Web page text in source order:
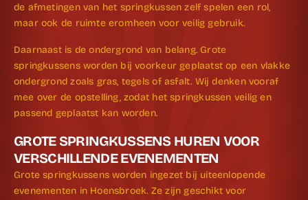
de afmetingen van het springkussen zelf spelen een rol,
maar ook de ruimte eromheen voor veilig gebruik.
Daarnaast is de ondergrond van belang. Grote
springkussens worden bij voorkeur geplaatst op een vlakke
ondergrond zoals gras, tegels of asfalt. Wij denken vooraf
mee over de opstelling, zodat het springkussen veilig en
passend geplaatst kan worden.
GROTE SPRINGKUSSENS HUREN VOOR
VERSCHILLENDE EVENEMENTEN
Grote springkussens worden ingezet bij uiteenlopende
evenementen in Hoensbroek. Ze zijn geschikt voor